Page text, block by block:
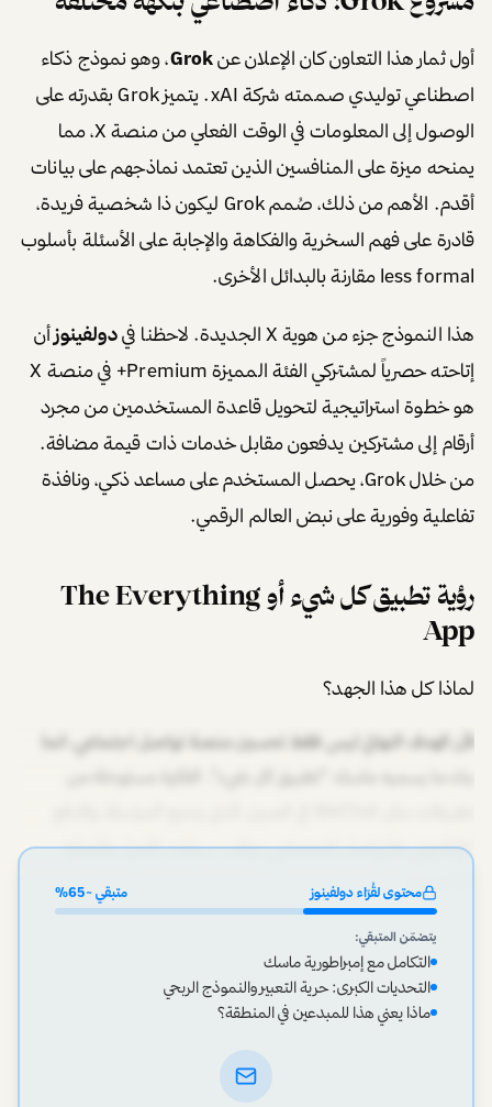
أول ثمار هذا التعاون كان الإعلان عنGrok، وهو نموذج ذكاء
اصطناعي توليدي صممته شركة xAI. يتميز Grok بقدرته على
الوصول إلى المعلومات في الوقت الفعلي من منصة X، مما
يمنحه ميزة على المنافسين الذين تعتمد نماذجهم على بيانات
أقدم. الأهم من ذلك، صُمم Grok ليكون ذا شخصية فريدة،
قادرة على فهم السخرية والفكاهة والإجابة على الأسئلة بأسلوب
less formal مقارنة بالبدائل الأخرى.
هذا النموذج جزء من هوية X الجديدة. لاحظنا في دولفينوزأن
إتاحته حصرياً لمشتركي الفئة المميزة Premium+ في منصة X
هو خطوة استراتيجية لتحويل قاعدة المستخدمين من مجرد
أرقام إلى مشتركين يدفعون مقابل خدمات ذات قيمة مضافة.
من خلال Grok، يحصل المستخدم على مساعد ذكي، ونافذة
تفاعلية وفورية على نبض العالم الرقمي.
رؤية تطبيق كل شيء أو The Everything
App
لماذا كل هذا الجهد؟
لأن الهدف النهائي ليس فقط تحسين منصة تواصل اجتماعي، انما
الإلكتروني، والتواصل الاجتماعي، وطلب سيارات الأجرة، والتجارة
الإلكترونية،محتوى لقُرّاء دولفينوز متبقي ~65
%
يتضمّن المتبقي:
التكامل مع إمبراطورية ماسك
التحديات الكبرى: حرية التعبير والنموذج الربحي
ماذا يعني هذا للمبدعين في المنطقة؟